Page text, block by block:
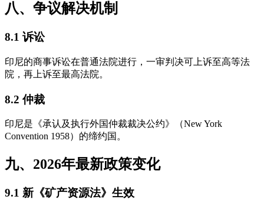
八、争议解决机制
8.1 诉讼
印尼的商事诉讼在普通法院进行，一审判决可上诉至高等法
院，再上诉至最高法院。
8.2 仲裁
印尼是《承认及执行外国仲裁裁决公约》（New York
Convention 1958）的缔约国。
九、2026年最新政策变化
9.1 新《矿产资源法》生效